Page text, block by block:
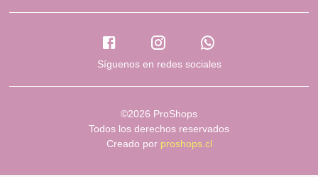
Síguenos en redes sociales
©2026 ProShops
Todos los derechos reservados
Creado por proshops.cl